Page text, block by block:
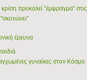
προκαλεί "έμφραγμα"
έρευνα
γυναίκες στον Κόσμο